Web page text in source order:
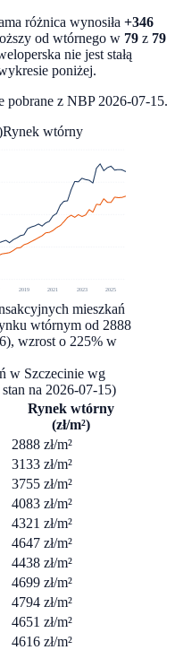
różnica wynosiła +346
od wtórnego w 79 z 79
nie jest stałą
poniżej.
pobrane z NBP 2026-07-15.
Rynek wtórny
2019 2021 2023 2025
mieszkań
wtórnym od 2888
wzrost o 225% w
w Szczeciniewg
na 2026-07-15)
Rynek wtórny
(zł/m²)
2888 zł/m²
3133 zł/m²
3755 zł/m²
4083 zł/m²
4321 zł/m²
4647 zł/m²
4438 zł/m²
4699 zł/m²
4794 zł/m²
4651 zł/m²
4616 zł/m²